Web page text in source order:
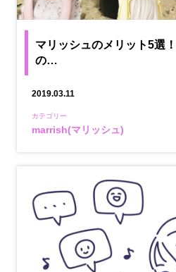
マリッシュのメリット5選
の…
2019.03.11
カテゴリー
marrish(マリッシュ)